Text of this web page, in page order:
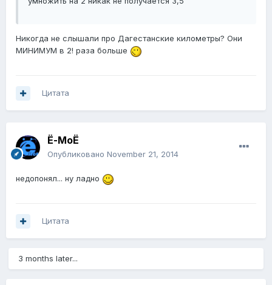
Никогда не слышали про Дагестанские километры? Они
МИНИМУМ в 2! раза больше
Цитата
Ё-МоЁ
Опубликовано November 21, 2014
недопонял... ну ладно
Цитата
3 months later...